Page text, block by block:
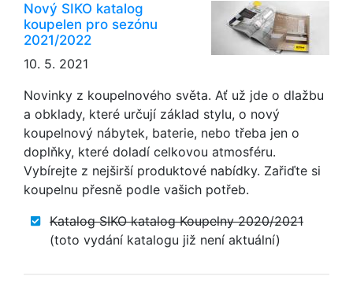
Nový SIKO katalog
koupelen pro sezónu
2021/2022
10. 5. 2021
Novinky z koupelnového světa. Ať už jde o dlažbu
a obklady, které určují základ stylu, o nový
koupelnový nábytek, baterie, nebo třeba jen o
doplňky, které doladí celkovou atmosféru.
Vybírejte z nejširší produktové nabídky. Zařiďte si
koupelnu přesně podle vašich potřeb.
Katalog SIKO katalog Koupelny 2020/2021
(toto vydání katalogu již není aktuální)